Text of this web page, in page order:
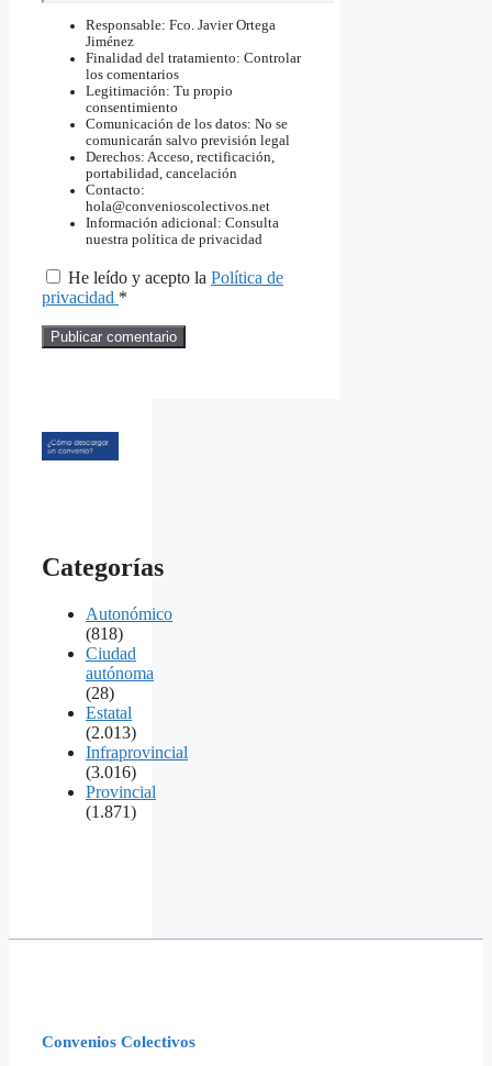
Responsable: Fco. Javier Ortega
Jiménez
Finalidad del tratamiento: Controlar
los comentarios
Legitimación: Tu propio
consentimiento
Comunicación de los datos: No se
comunicarán salvo previsión legal
Derechos: Acceso, rectificación,
portabilidad, cancelación
Contacto:
hola@convenioscolectivos.net
Información adicional: Consulta
nuestra política de privacidad
He leído y acepto la Política de
privacidad *
Categorías
Autonómico
(818)
Ciudad
autónoma
(28)
Estatal
(2.013)
Infraprovincial
(3.016)
Provincial
(1.871)
Convenios Colectivos